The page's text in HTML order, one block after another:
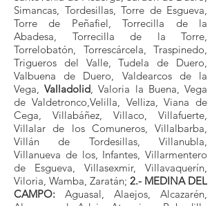
Simancas, Tordesillas, Torre de Esgueva,
Torre de Peñafiel, Torrecilla de la
Abadesa, Torrecilla de la Torre,
Torrelobatón, Torrescárcela, Traspinedo,
Trigueros del Valle, Tudela de Duero,
Valbuena de Duero, Valdearcos de la
Vega,Valladolid, Valoria la Buena, Vega
de Valdetronco,Velilla, Velliza, Viana de
Cega, Villabáñez, Villaco, Villafuerte,
Villalar de los Comuneros, Villalbarba,
Villán de Tordesillas, Villanubla,
Villanueva de los, Infantes, Villarmentero
de Esgueva, Villasexmir, Villavaquerín,
Viloria, Wamba, Zaratán; 2.- MEDINA DEL
CAMPO: Aguasal, Alaejos, Alcazarén,